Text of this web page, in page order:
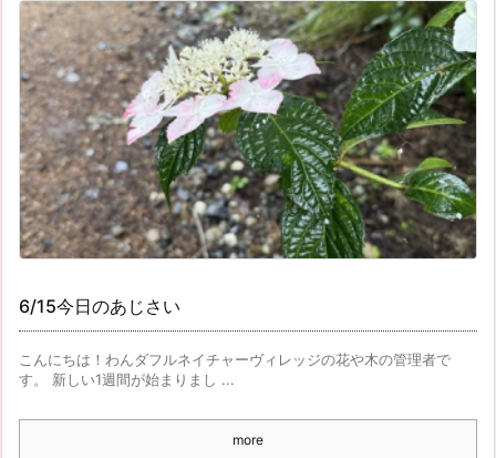
6/15今日のあじさい
こんにちは！わんダフルネイチャーヴィレッジの花や木の管理者で
す。 新しい1週間が始まりまし ...
more